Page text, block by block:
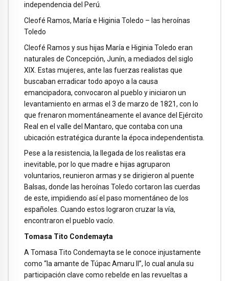
independencia del Perú.
Cleofé Ramos, María e Higinia Toledo – las heroínas
Toledo
Cleofé Ramos y sus hijas María e Higinia Toledo eran
naturales de Concepción, Junín, a mediados del siglo
XIX. Estas mujeres, ante las fuerzas realistas que
buscaban erradicar todo apoyo a la causa
emancipadora, convocaron al pueblo y iniciaron un
levantamiento en armas el 3 de marzo de 1821, con lo
que frenaron momentáneamente el avance del Ejército
Real en el valle del Mantaro, que contaba con una
ubicación estratégica durante la época independentista.
Pese a la resistencia, la llegada de los realistas era
inevitable, por lo que madre e hijas agruparon
voluntarios, reunieron armas y se dirigieron al puente
Balsas, donde las heroínas Toledo cortaron las cuerdas
de este, impidiendo así el paso momentáneo de los
españoles. Cuando estos lograron cruzar la vía,
encontraron el pueblo vacío.
Tomasa Tito Condemayta
A Tomasa Tito Condemayta se le conoce injustamente
como “la amante de Túpac Amaru II”, lo cual anula su
participación clave como rebelde en las revueltas a